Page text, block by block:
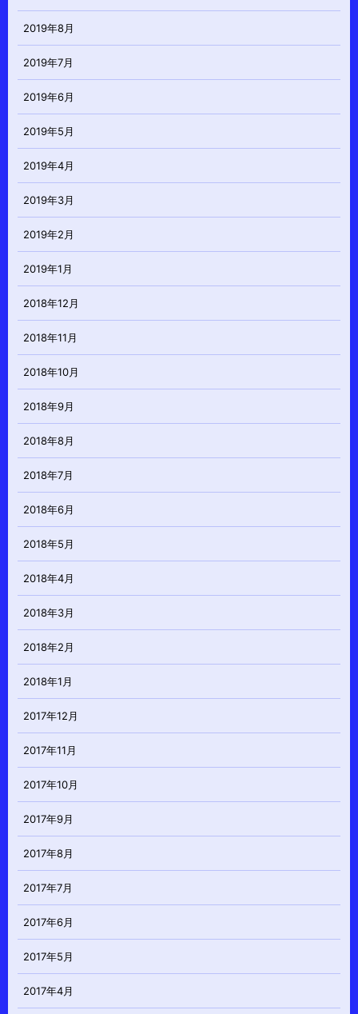
2019年8月
2019年7月
2019年6月
2019年5月
2019年4月
2019年3月
2019年2月
2019年1月
2018年12月
2018年11月
2018年10月
2018年9月
2018年8月
2018年7月
2018年6月
2018年5月
2018年4月
2018年3月
2018年2月
2018年1月
2017年12月
2017年11月
2017年10月
2017年9月
2017年8月
2017年7月
2017年6月
2017年5月
2017年4月